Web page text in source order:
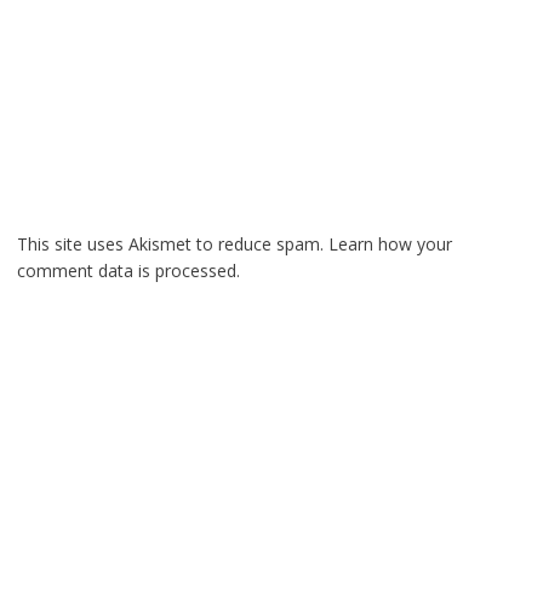
This site uses Akismet to reduce spam. Learn how your
comment data is processed.